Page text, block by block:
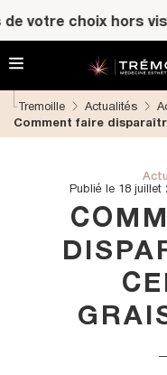
l
l
d
choix hors visage
Tremoille Actualités
Comment faire
Publié le 18 juillet